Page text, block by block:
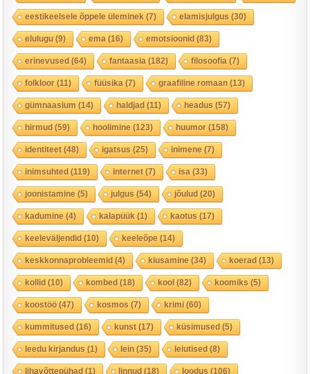
eestikeelsele õppele üleminek (7) elamisjulgus (30)
elulugu(9) ema (16) emotsioonid(83)
erinevused(64) fantaasia (182) filosoofia (7)
folkloor(11) füüsika (7) graafiline romaan(13)
gümnaasium (14) haldjad(11) headus (57)
hirmud(59) hoolimine (123) huumor(158)
identiteet(48) igatsus (25) inimene (7)
inimsuhted(119) internet(7) isa (33)
joonistamine (5) julgus (54) jõulud(20)
kadumine (4) kalapüük (1) kaotus (17)
keeleväljendid(10) keeleõpe (14)
keskkonnaprobleemid(4) kiusamine (34) koerad(13)
kollid(10) kombed(18) kool(82) koomiks (5)
koostöö(47) kosmos (7) krimi(60)
kummitused(16) kunst(17) küsimused(5)
leedu kirjandus (1) lein(35) leiutised(8)
lihavõttepühad(1) linnud(18) loodus (106)